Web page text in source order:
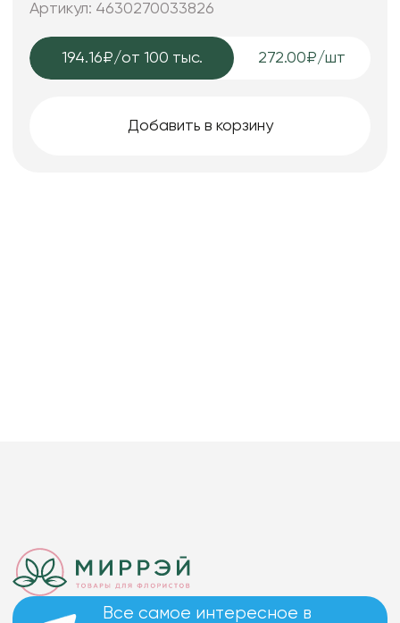
Артикул: 4630270033826
194.16₽/от 100 тыс. 272.00₽/шт
Добавить в корзину
Все самое интересное в